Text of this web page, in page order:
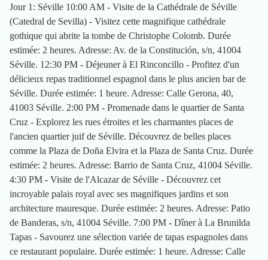
Jour 1: Séville 10:00 AM - Visite de la Cathédrale de Séville
(Catedral de Sevilla) - Visitez cette magnifique cathédrale
gothique qui abrite la tombe de Christophe Colomb. Durée
estimée: 2 heures. Adresse: Av. de la Constitución, s/n, 41004
Séville. 12:30 PM - Déjeuner à El Rinconcillo - Profitez d'un
délicieux repas traditionnel espagnol dans le plus ancien bar de
Séville. Durée estimée: 1 heure. Adresse: Calle Gerona, 40,
41003 Séville. 2:00 PM - Promenade dans le quartier de Santa
Cruz - Explorez les rues étroites et les charmantes places de
l'ancien quartier juif de Séville. Découvrez de belles places
comme la Plaza de Doña Elvira et la Plaza de Santa Cruz. Durée
estimée: 2 heures. Adresse: Barrio de Santa Cruz, 41004 Séville.
4:30 PM - Visite de l'Alcazar de Séville - Découvrez cet
incroyable palais royal avec ses magnifiques jardins et son
architecture mauresque. Durée estimée: 2 heures. Adresse: Patio
de Banderas, s/n, 41004 Séville. 7:00 PM - Dîner à La Brunilda
Tapas - Savourez une sélection variée de tapas espagnoles dans
ce restaurant populaire. Durée estimée: 1 heure. Adresse: Calle